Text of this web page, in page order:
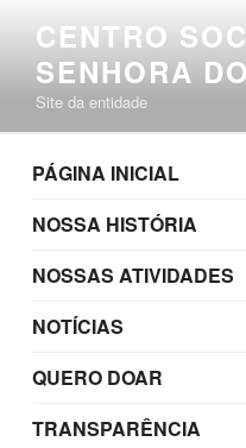
conteúdo
CENTRO
SENHORA
Site da entidade
PÁGINA INICIAL
NOSSA HISTÓRIA
NOSSAS ATIVIDADES
NOTÍCIAS
QUERO DOAR
TRANSPARÊNCIA